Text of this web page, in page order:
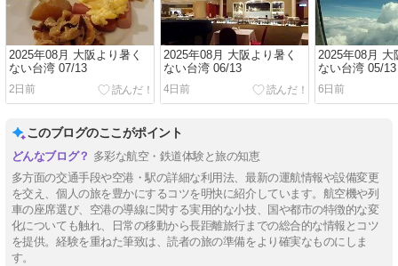
2025年08月 大阪より暑く
ない台湾 07/13
2日前
2025年08月 大阪より暑く
ない台湾 06/13
4日前
2025年08月 大
ない台湾 05/13
6日前
このブログのここがポイント
多彩な航空・鉄道体験と旅の知恵
多方面の交通手段や空港・駅の詳細な利用法、最新の運航情報や設備変更
を交え、個人の旅を豊かにするコツを明快に紹介しています。航空機や列
車の座席選び、空港の導線に関する実用的な小技、国や都市の特徴的な変
化についても触れ、日常の移動から長距離旅行までの総合的な情報とコツ
を提供。経験を重ねた筆致は、読者の旅の準備をより確実なものにしま
す。